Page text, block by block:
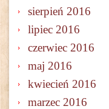
sierpień 2016
lipiec 2016
czerwiec 2016
maj 2016
kwiecień 2016
marzec 2016